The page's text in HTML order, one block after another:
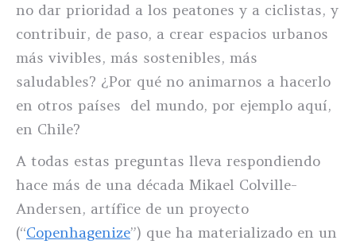
no dar prioridad a los peatones y a ciclistas, y
contribuir, de paso, a crear espacios urbanos
más vivibles, más sostenibles, más
saludables? ¿Por qué no animarnos a hacerlo
en otros países del mundo, por ejemplo aquí,
en Chile?
A todas estas preguntas lleva respondiendo
hace más de una década Mikael Colville-
Andersen, artífice de un proyecto
(“Copenhagenize”) que ha materializado en un